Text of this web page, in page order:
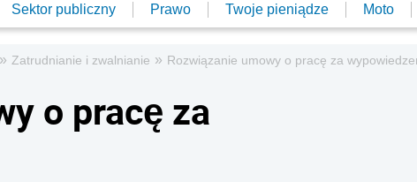
Sektor publiczny Prawo Twoje pieniądze Moto
» Zatrudnianie i zwalnianie » Rozwiązanie umowy o pracę za
o pracę za